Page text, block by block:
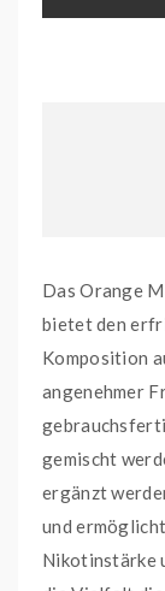
Das Orange
bietet den
Komposition
angenehmer
gemischt
ergänzt
und
Nikotinstärke